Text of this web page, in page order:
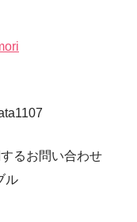
るお問い合わせ
ル